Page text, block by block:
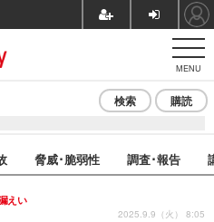
MENU
検索 購読
脅威･脆弱性 調査･報告
えい
2025.9.9（火） 8:05